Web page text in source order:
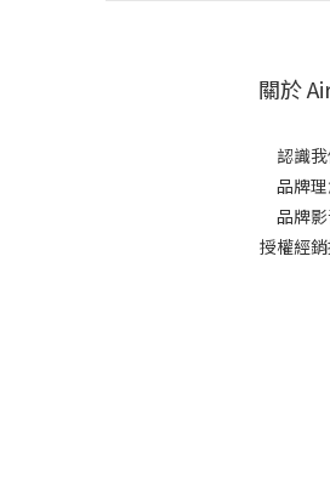
關於
認識
品牌
品牌
授權經